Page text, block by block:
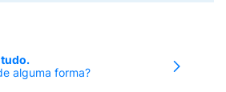
Em caso de
o uso e procure
alguma forma?